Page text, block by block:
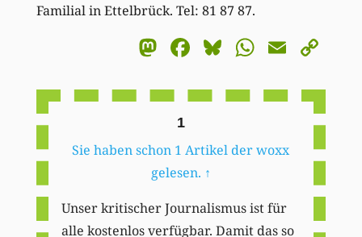
Familial in Ettelbrück. Tel: 81 87 87.
Mastodon
Facebook
BlueskyEmail
1
Sie haben schon 1 Artikel der woxx
gelesen. ↑
Unser kritischer Journalismus ist für
alle kostenlos verfügbar. Damit das so